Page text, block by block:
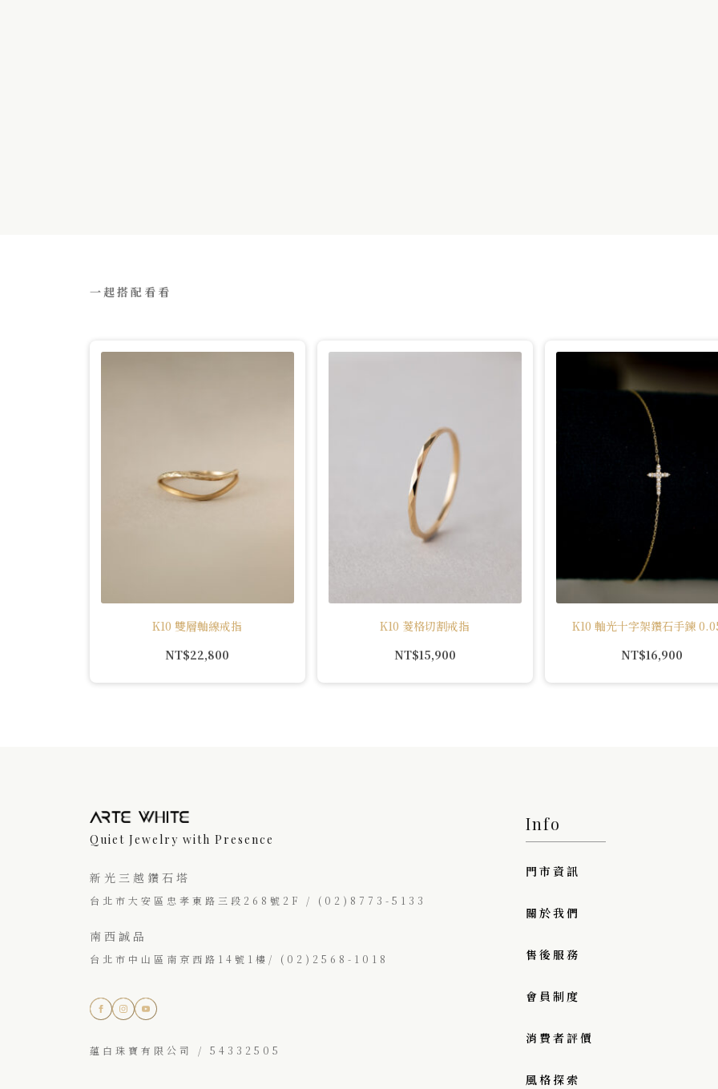
一起搭配看看
K10 雙層軸線戒指
NT$22,800
K10 菱格切割戒指
NT$15,900
K10 軸光十字架鑽石手鍊
NT$16,900
Quiet Jewelry with Presence
新光三越鑽石塔
台北市大安區忠孝東路三段268號2F / (02)8773-5133
南西誠品
台北市中山區南京西路14號1樓/ (02)2568-1018
蘊白珠寶有限公司 / 54332505
Info
門市資訊
關於我們
售後服務
會員制度
消費者評價
風格探索